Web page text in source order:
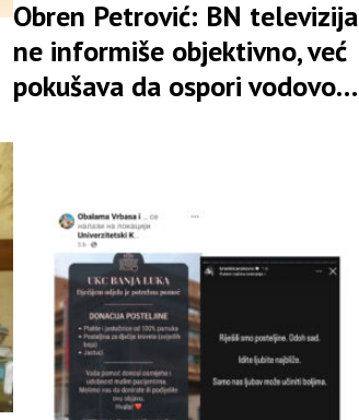
Obren Petrović: BN televizija
ne informiše objektivno, već
pokušava da ospori vodovod